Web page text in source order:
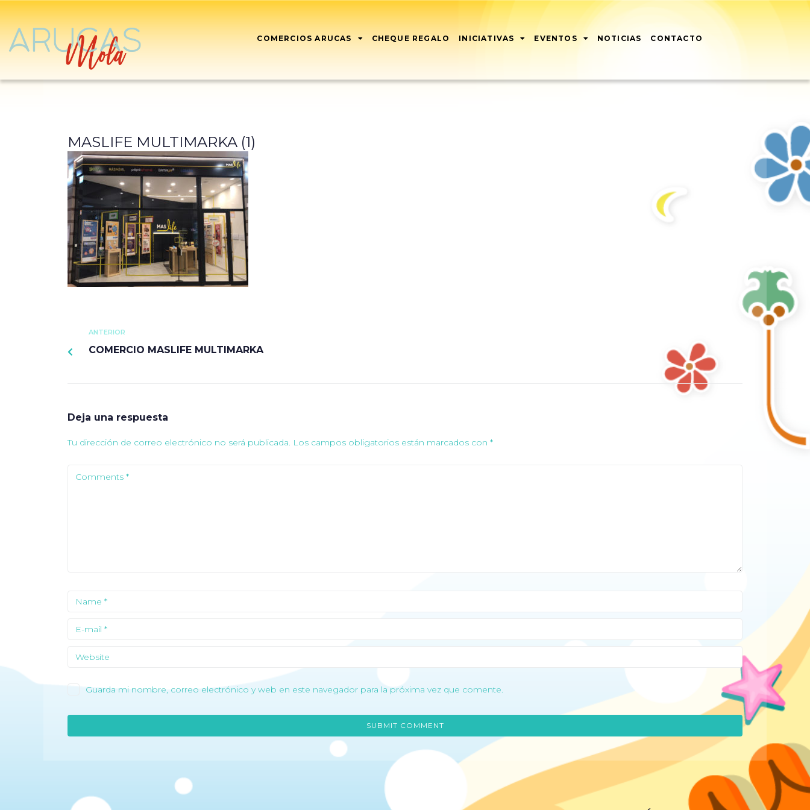
COMERCIOS ARUCAS CHEQUE REGALO INICIATIVAS EVENTOS NOTICIAS CONTACTO
MASLIFE MULTIMARKA (1)
ANTERIOR
COMERCIO MASLIFE MULTIMARKA
Deja una respuesta
Tu dirección de correo electrónico no será publicada. Los campos obligatorios están marcados con *
Guarda mi nombre, correo electrónico y web en este navegador para la próxima vez que comente.